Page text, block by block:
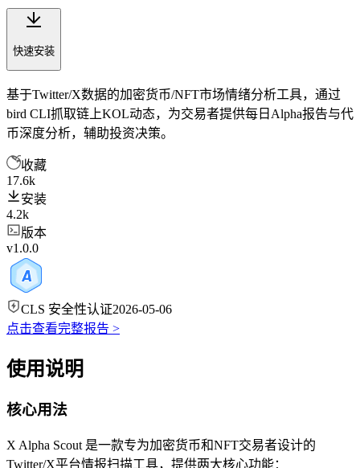
快速安装
基于Twitter/X数据的加密货币/NFT市场情绪分析工具，通过
bird CLI抓取链上KOL动态，为交易者提供每日Alpha报告与代
币深度分析，辅助投资决策。
收藏
17.6k
安装
4.2k
版本
v1.0.0
CLS 安全性认证2026-05-06
点击查看完整报告 >
使用说明
核心用法
X Alpha Scout 是一款专为加密货币和NFT交易者设计的
Twitter/X平台情报扫描工具，提供两大核心功能：